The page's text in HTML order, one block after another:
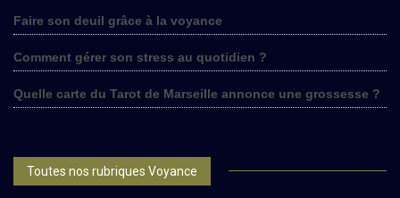
Faire son deuil grâce à la voyance
Comment gérer son stress au quotidien ?
Quelle carte du Tarot de Marseille annonce une grossesse ?
Toutes nos rubriques Voyance